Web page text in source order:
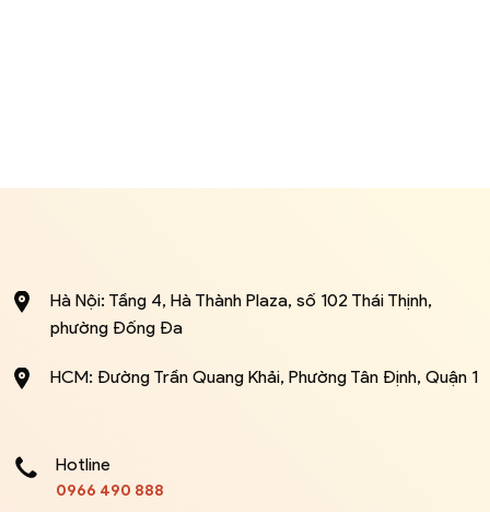
Hà Nội: Tầng 4, Hà Thành Plaza, số 102 Thái Thịnh,
phường Đống Đa
HCM: Đường Trần Quang Khải, Phường Tân Định, Quận 1
Hotline
0966 490 888